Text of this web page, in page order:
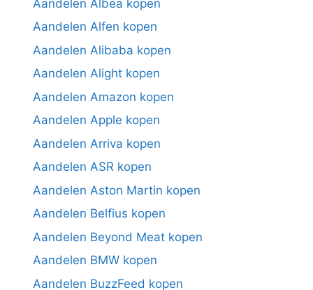
Aandelen Albea kopen
Aandelen Alfen kopen
Aandelen Alibaba kopen
Aandelen Alight kopen
Aandelen Amazon kopen
Aandelen Apple kopen
Aandelen Arriva kopen
Aandelen ASR kopen
Aandelen Aston Martin kopen
Aandelen Belfius kopen
Aandelen Beyond Meat kopen
Aandelen BMW kopen
Aandelen BuzzFeed kopen